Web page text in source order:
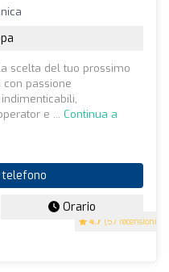
4.7 (57 recensioni)
scelta del tuo prossimo
passione
e ... Continua a
Orario